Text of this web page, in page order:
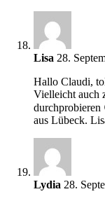
Lisa 28.
Hallo Claudi,
Vielleicht auch
aus Lübeck.
Lydia 28.